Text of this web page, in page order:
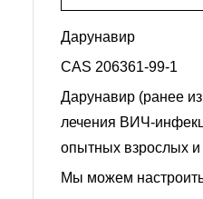
Дарунавир
CAS 206361-99-1
Дарунавир (ранее
лечения ВИЧ-
опытных взрослых и
Мы можем настроить